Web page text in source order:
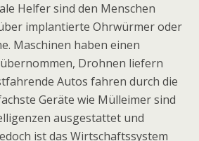
Helfer sind den Menschen
implantierte Ohrwürmer oder
Maschinen haben einen
Drohnen liefern
Autos fahren durch die
Geräte wie Mülleimer sind
ausgestattet und
ist das Wirtschaftssystem